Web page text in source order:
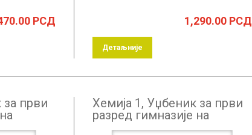
РСД 1,290.00РСД
Детаљније
за први
Хемија 1, Уџбеник за први
разред гимназије на
бугарском језику